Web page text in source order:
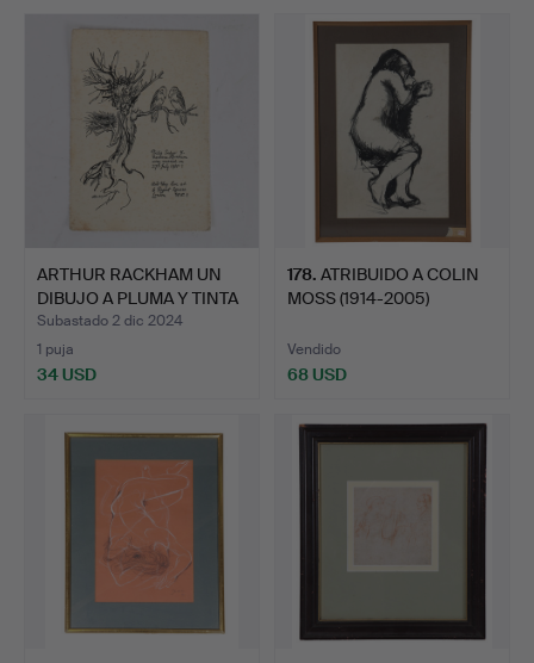
ARTHUR RACKHAM UN
DIBUJO A PLUMA Y TINTA
S…
Subastado 2 dic 2024
1 puja
34 USD
178. ATRIBUIDO A COLIN
MOSS (1914-2005)
Vendido
68 USD